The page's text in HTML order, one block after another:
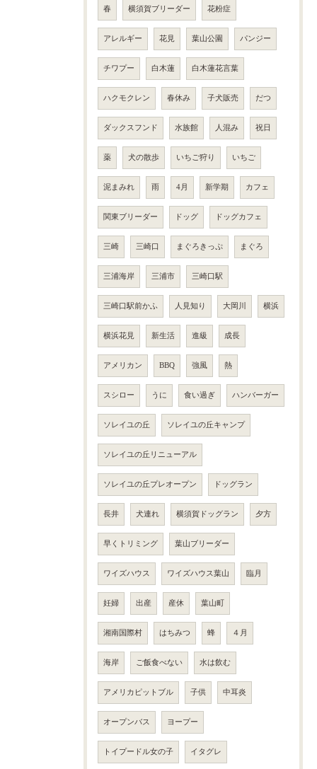
春 横須賀ブリーダー 花粉症
アレルギー 花見 葉山公園 パンジー
チワプー 白木蓮 白木蓮花言葉
ハクモクレン 春休み 子犬販売 だつ
ダックスフンド 水族館 人混み 祝日
薬 犬の散歩 いちご狩り いちご
泥まみれ 雨 4月 新学期 カフェ
関東ブリーダー ドッグ ドッグカフェ
三崎 三崎口 まぐろきっぷ まぐろ
三浦海岸 三浦市 三崎口駅
三崎口駅前かふ 人見知り 大岡川 横浜
横浜花見 新生活 進級 成長
アメリカン BBQ 強風 熱
スシロー うに 食い過ぎ ハンバーガー
ソレイユの丘 ソレイユの丘キャンプ
ソレイユの丘リニューアル
ソレイユの丘プレオープン ドッグラン
長井 犬連れ 横須賀ドッグラン 夕方
早くトリミング 葉山ブリーダー
ワイズハウス ワイズハウス葉山 臨月
妊婦 出産 産休 葉山町
湘南国際村 はちみつ 蜂 ４月
海岸 ご飯食べない 水は飲む
アメリカピットブル 子供 中耳炎
オープンバス ヨープー
トイプードル女の子 イタグレ